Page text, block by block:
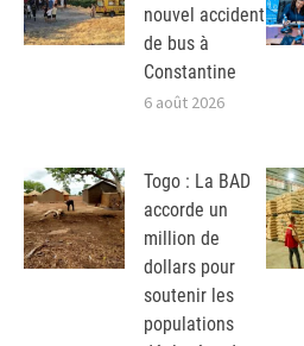
nouvel accident
de bus à
Constantine
6 août 2026
Togo : La BAD
accorde un
million de
dollars pour
soutenir les
populations